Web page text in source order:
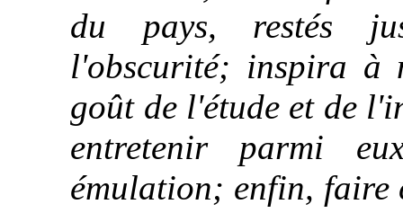
du pays, restés
l'obscurité; inspira à
goût de l'étude et de
entretenir parmi
émulation; enfin, faire